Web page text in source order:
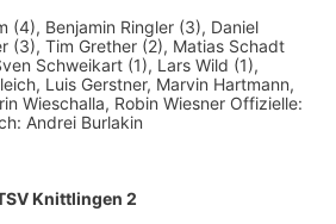
(4), Benjamin Ringler (3), Daniel
(3), Tim Grether (2), Matias Schadt
Schweikart (1), Lars Wild (1),
Luis Gerstner, Marvin Hartmann,
Wieschalla, Robin Wiesner Offizielle:
Andrei Burlakin
Knittlingen 2